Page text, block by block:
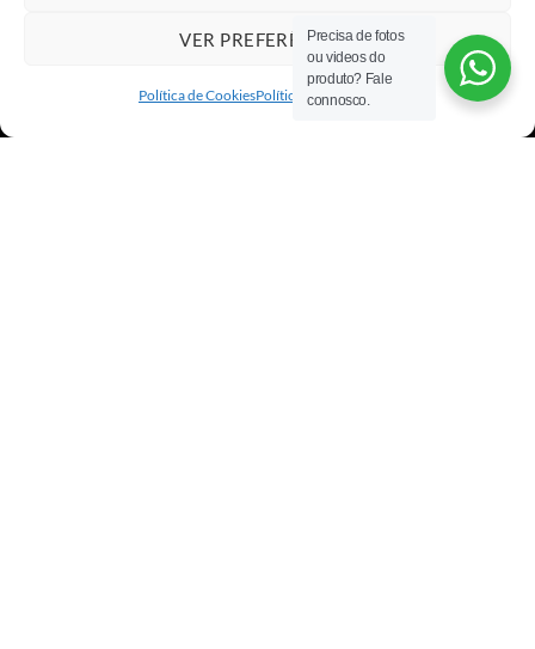
VER PREFERÊNCIAS
Política de CookiesPolítica de privacidade
Stripe MasterCardCash
Copyright 2026 ©All rights reserved
Precisa de fotos
ou videos do
produto? Fale
connosco.